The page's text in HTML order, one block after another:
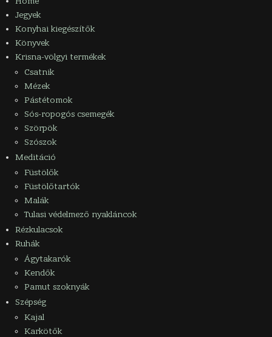
Jegyek
Konyhai kiegészítők
Könyvek
Krisna-völgyi termékek
Csatnik
Mézek
Pástétomok
Sós-ropogós csemegék
Szörpök
Szószok
Meditáció
Füstölők
Füstölőtartók
Malák
Tulasi védelmező nyakláncok
Rézkulacsok
Ruhák
Ágytakarók
Kendők
Pamut szoknyák
Szépség
Kajal
Karkötők